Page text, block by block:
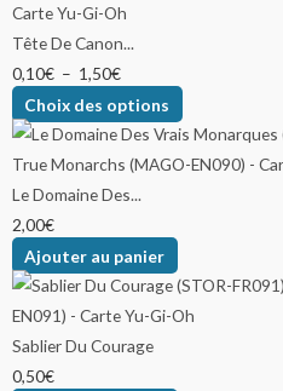
Tête De Canon...
0,10€ – 1,50€
Choix des options
Le Domaine Des...
2,00€
Ajouter au panier
Sablier Du Courage
0,50€